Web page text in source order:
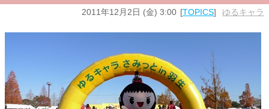
2011年12月2日 (金) 3:00 TOPICS ゆるキャラ